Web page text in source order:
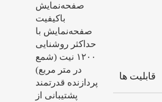
قابلیت ها
صفحه‌نمایش
با‌کیفیت
صفحه‌نمایش با
حداکثر روشنایی
۱۲۰۰ نیت (شمع
در متر مربع)
پردازنده قدرتمند
پشتیبانی از